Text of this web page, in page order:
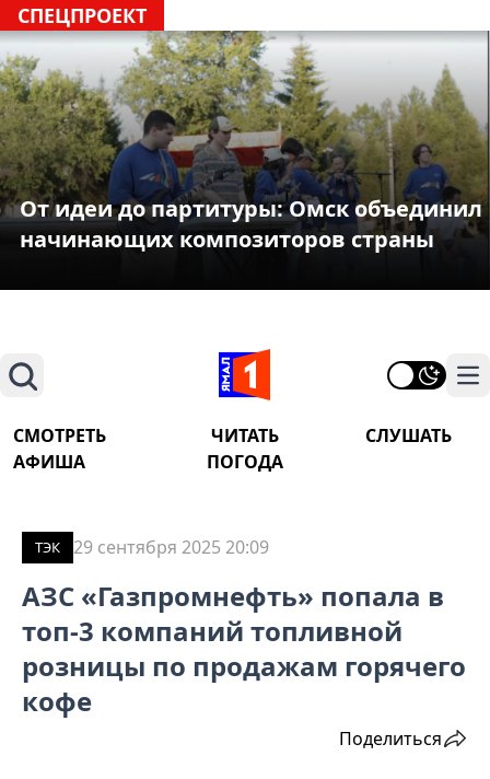
СПЕЦПРОЕКТ
От идеи до партитуры: Омск объединил
начинающих композиторов страны
Поиск
СМОТРЕТЬ ЧИТАТЬ
СЛУШАТЬ
АФИША
ПОГОДА
ТЭК 29 сентября 2025 20:09
АЗС «Газпромнефть» попала в
топ-3 компаний топливной
розницы по продажам горячего
кофе
Поделиться